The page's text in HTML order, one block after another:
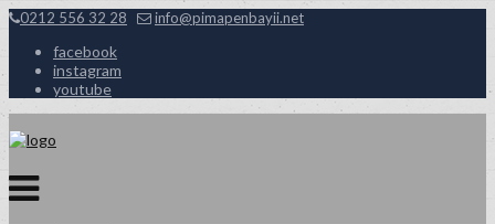
0212 556 32 28 info@pimapenbayii.net
facebook
instagram
youtube